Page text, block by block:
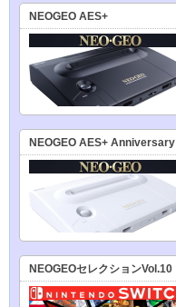
NEOGEO AES+
NEOGEO AES+ Anniversary
NEOGEOセレクションVol.10